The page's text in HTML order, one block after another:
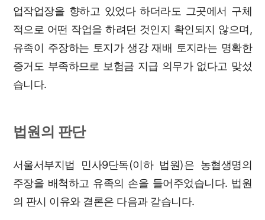
업작업장을 향하고 있었다 하더라도 그곳에서 구체
적으로 어떤 작업을 하려던 것인지 확인되지 않으며,
유족이 주장하는 토지가 생강 재배 토지라는 명확한
증거도 부족하므로 보험금 지급 의무가 없다고 맞섰
습니다.
법원의 판단
서울서부지법 민사9단독(이하 법원)은 농협생명의
주장을 배척하고 유족의 손을 들어주었습니다. 법원
의 판시 이유와 결론은 다음과 같습니다.